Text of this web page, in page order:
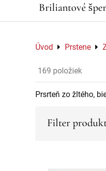
Briliantové
Úvod Prstene
169 položiek
Prsrteň zo žltého,
Filter